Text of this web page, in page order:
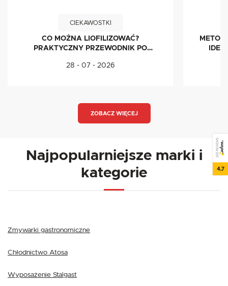
CIEKAWOSTKI
CO MOŻNA LIOFILIZOWAĆ?
PRAKTYCZNY PRZEWODNIK PO
28 - 07 - 2026
ZOBACZ WIĘCEJ
Najpopularniejsze marki i
kategorie
Zmywarki gastronomiczne
Chłodnictwo Atosa
Wyposażenie Stalgast
SEE REVIEWS
4.7